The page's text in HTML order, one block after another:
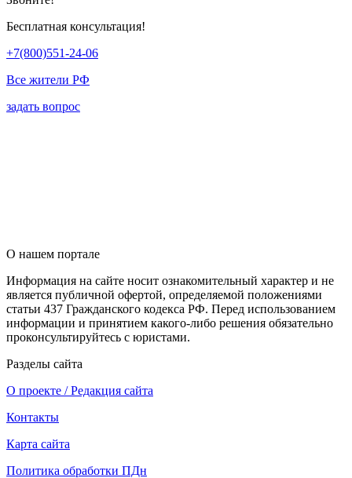
Бесплатная консультация!
+7(800)551-24-06
Все жители РФ
задать вопрос
О нашем портале
Информация на сайте носит ознакомительный характер и не
является публичной офертой, определяемой положениями
статьи 437 Гражданского кодекса РФ. Перед использованием
информации и принятием какого-либо решения обязательно
проконсультируйтесь с юристами.
Разделы сайта
О проекте / Редакция сайта
Контакты
Карта сайта
Политика обработки ПДн